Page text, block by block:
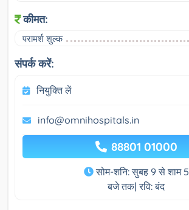
कीमत:
परामर्श शुल्क
संपर्क करें:
नियुक्ति लें
info@omnihospitals.in
88801 01000
सोम-शनि: सुबह 9 से शाम 5
बजे तक| रवि: बंद